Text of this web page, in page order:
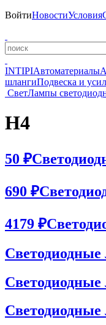
ВойтиНовостиУсловия
INTIPIАвтоматериалы
шлангиПодвеска и
СветЛампы
H4
50 ₽
690 ₽
4179 ₽
Светодиодные
Светодиодные
Светодиодные